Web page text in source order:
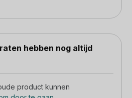
hebben nog altijd
product kunnen